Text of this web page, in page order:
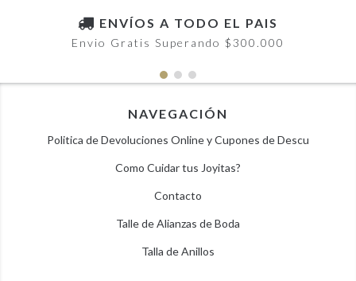
ENVÍOS A TODO EL PAIS
Envio Gratis Superando $300.000
NAVEGACIÓN
Politica de Devoluciones Online y Cupones de Descu
Como Cuidar tus Joyitas?
Contacto
Talle de Alianzas de Boda
Talla de Anillos